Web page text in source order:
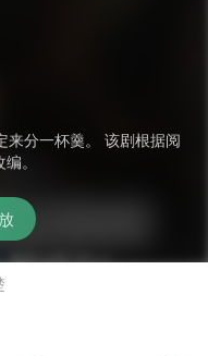
来分一杯羹。 该剧根据阅
。